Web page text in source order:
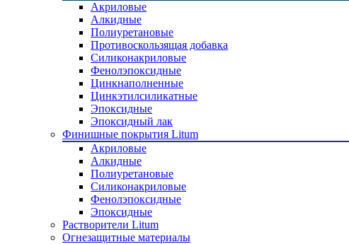
Акриловые
Алкидные
Полиуретановые
Противоскользящая добавка
Силиконакриловые
Фенолэпоксидные
Цинкнаполненные
Цинкэтилсиликатные
Эпоксидные
Эпоксидный лак
Финишные покрытия Litum
Акриловые
Алкидные
Полиуретановые
Силиконакриловые
Фенолэпоксидные
Эпоксидные
Растворители Litum
Огнезащитные материалы